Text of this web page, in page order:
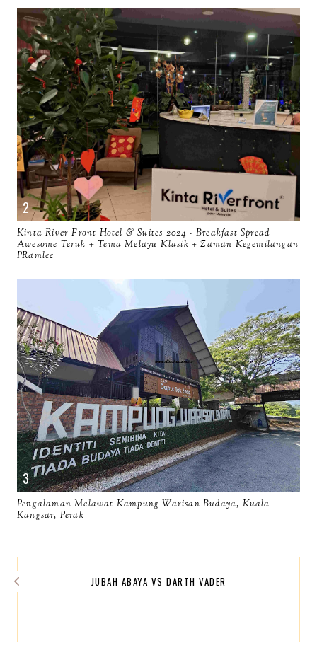
Kinta River Front Hotel & Suites 2024 - Breakfast Spread
Awesome Teruk + Tema Melayu Klasik + Zaman Kegemilangan
PRamlee
Pengalaman Melawat Kampung Warisan Budaya, Kuala
Kangsar, Perak
JUBAH ABAYA VS DARTH VADER